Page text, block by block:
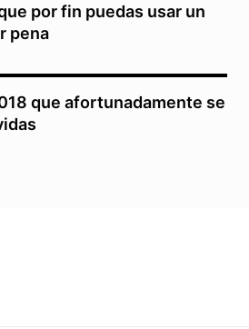
por fin puedas usar un
pena
que afortunadamente se